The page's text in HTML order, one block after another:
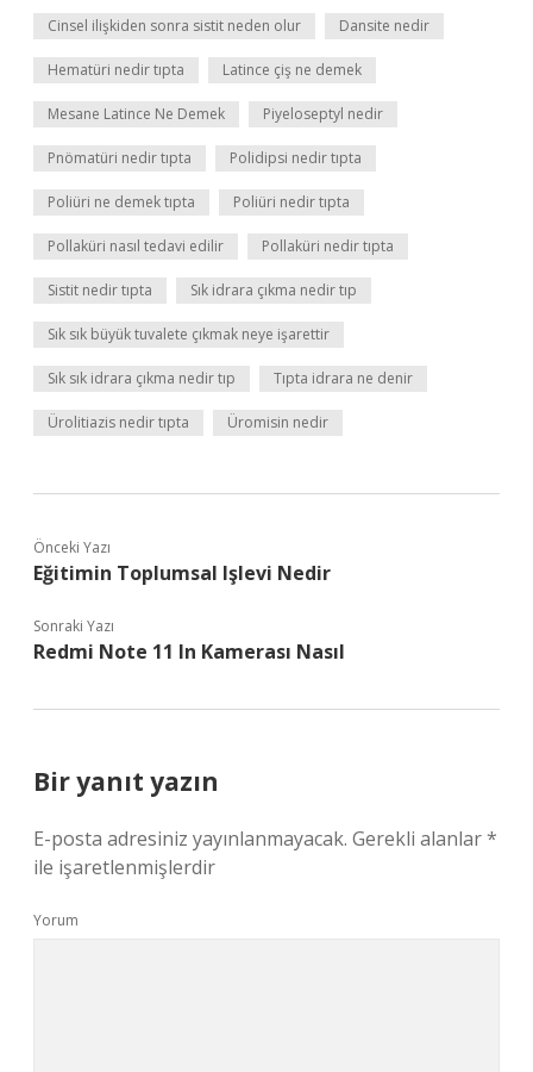
Cinsel ilişkiden sonra sistit neden olur Dansite nedir
Hematüri nedir tıpta Latince çiş ne demek
Mesane Latince Ne Demek Piyeloseptyl nedir
Pnömatüri nedir tıpta Polidipsi nedir tıpta
Poliüri ne demek tıpta Poliüri nedir tıpta
Pollaküri nasıl tedavi edilir Pollaküri nedir tıpta
Sistit nedir tıpta Sık idrara çıkma nedir tıp
Sık sık büyük tuvalete çıkmak neye işarettir
Sık sık idrara çıkma nedir tıp Tıpta idrara ne denir
Ürolitiazis nedir tıpta Üromisin nedir
Önceki Yazı
Eğitimin Toplumsal Işlevi Nedir
Sonraki Yazı
Redmi Note 11 In Kamerası Nasıl
Bir yanıt yazın
E-posta adresiniz yayınlanmayacak. Gerekli alanlar*
ile işaretlenmişlerdir
Yorum